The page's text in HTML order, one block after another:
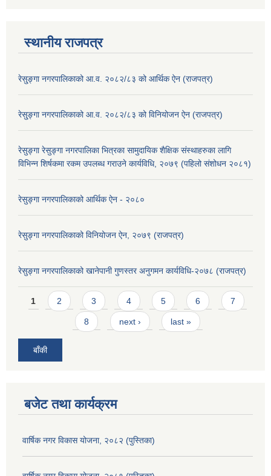
स्थानीय राजपत्र
रेसु्ङ्गा नगरपालिकाको आ.व. २०८२/८३ को आर्थिक ऐन (राजपत्र)
रेसु्ङ्गा नगरपालिकाको आ.व. २०८२/८३ को विनियोजन ऐन (राजपत्र)
रेसुङ्गा रेसुङ्गा नगरपालिका भित्रका सामुदायिक शैक्षिक संस्थाहरुका लागि
विभिन्न शिर्षकमा रकम उपलब्ध गराउने कार्यविधि, २०७९ (पहिलो संशोधन २०८१)
रेसुङ्गा नगरपालिकाको आर्थिक ऐन - २०८०
रेसुङ्गा नगरपालिकाको विनियोजन ऐन, २०७९ (राजपत्र)
रेसुङ्गा नगरपालिकाको खानेपानी गुणस्तर अनुगमन कार्यविधि-२०७८ (राजपत्र)
Pages
1 2 3 4 5 6 7
8 next › last »
बाँकी
बजेट तथा कार्यक्रम
वार्षिक नगर विकास योजना, २०८२ (पुस्तिका)